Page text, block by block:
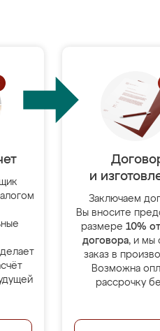
и
Заключаем
Вы вносите
размере 10%
договора, и мы
заказ в
Возможна
рассрочку